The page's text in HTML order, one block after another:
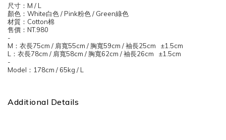
尺寸： M / L
顏色： White白色/ Pink粉色/ Green綠色
材質： Cotton棉
售價： NT.980
-
M ：衣長75cm / 肩寬55cm / 胸寬59cm /袖長25cm ±1.5cm
L
：衣長78cm / 肩寬58cm / 胸寬62cm /袖長26cm ±1.5cm
-
Model ： 178cm / 65kg / L
Additional Details